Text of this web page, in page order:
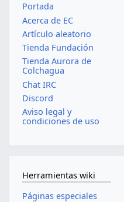
Portada
Acerca de EC
Artículo aleatorio
Tienda Fundación
Tienda Aurora de
Colchagua
Chat IRC
Discord
Aviso legal y
condiciones de uso
Herramientas wiki
Páginas especiales